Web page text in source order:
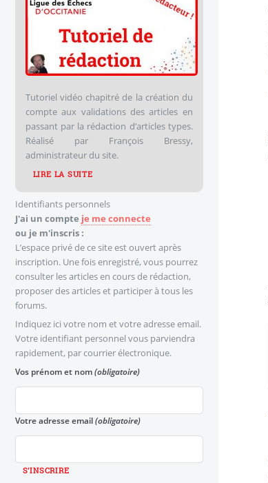
Tutoriel vidéo chapitré de la création du
compte aux validations des articles en
passant par la rédaction d’articles types.
Réalisé par François Bressy,
administrateur du site.
LIRE LA SUITE
J'ai un compte je me connecte
ou je m'inscris :
L’espace privé de ce site est ouvert après
inscription. Une fois enregistré, vous pourrez
consulter les articles en cours de rédaction,
proposer des articles et participer à tous les
forums.
Identifiants personnels
Indiquez ici votre nom et votre adresse email.
Votre identifiant personnel vous parviendra
rapidement, par courrier électronique.
Vos prénom et nom(obligatoire)
Votre adresse email(obligatoire)